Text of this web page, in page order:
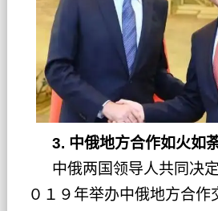
3. 中俄地方合作如火如荼
中俄两国领导人共同决定
０１９年举办中俄地方合作